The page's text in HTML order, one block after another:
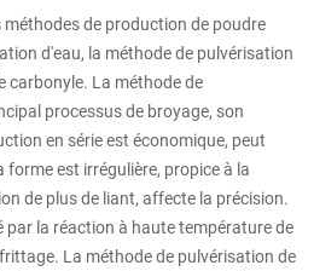
de production de poudre
d'eau, la méthode de pulvérisation
carbonyle. La méthode de
processus de broyage, son
en série est économique, peut
forme est irrégulière, propice à la
de plus de liant, affecte la précision.
par la réaction à haute température de
La méthode de pulvérisation de